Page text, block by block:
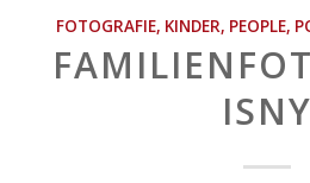
FOTOGRAFIE, KINDER, PEOPLE,
ISNY